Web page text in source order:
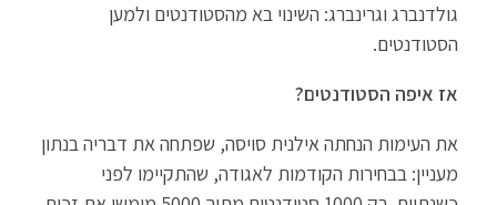
גולדנברג וגרינברג: השינוי בא מהסטודנטים ולמען
הסטודנטים.
אז איפה הסטודנטים?
את העימות הנחתה אילנית סויסה, שפתחה את דבריה בנתון
מעניין: בבחירות הקודמות לאגודה, שהתקיימו לפני